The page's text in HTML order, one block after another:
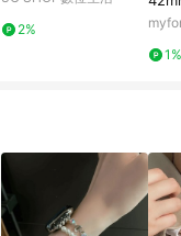
2%
配
1%